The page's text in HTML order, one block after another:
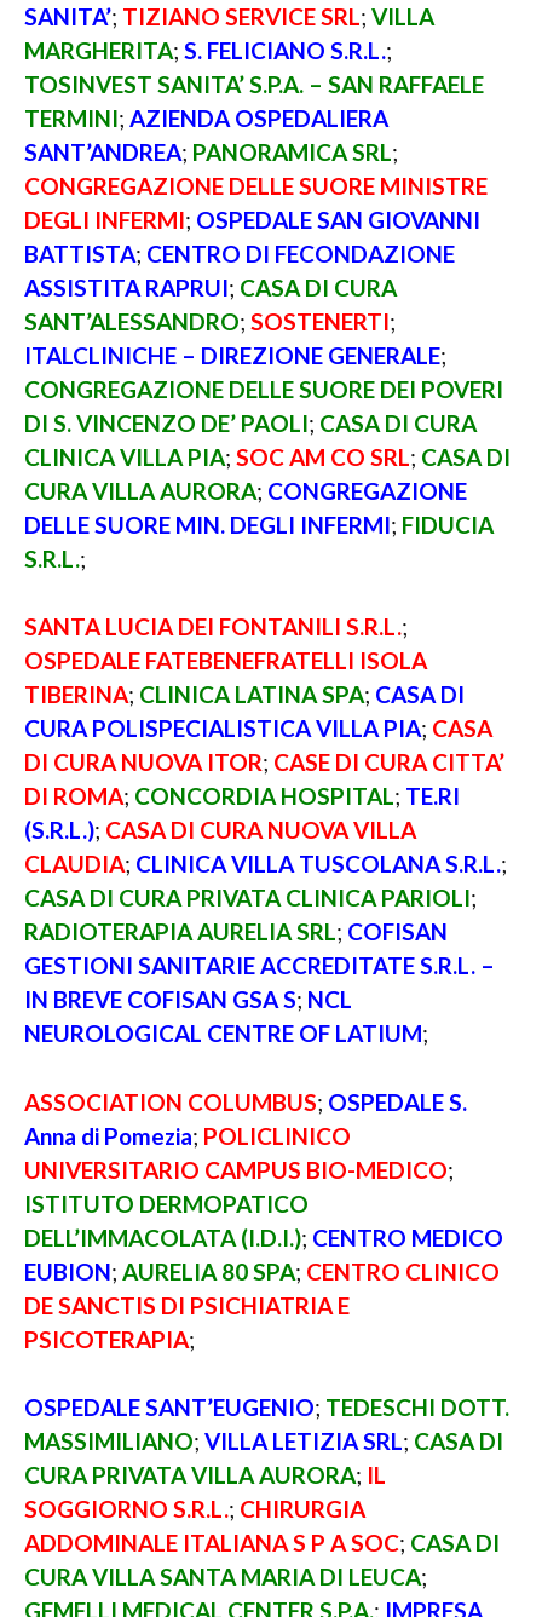
SANITA’; TIZIANO SERVICE SRL; VILLA
MARGHERITA; S. FELICIANO S.R.L.;
TOSINVEST SANITA’ S.P.A. – SAN RAFFAELE
TERMINI; AZIENDA OSPEDALIERA
SANT’ANDREA; PANORAMICA SRL;
CONGREGAZIONE DELLE SUORE MINISTRE
DEGLI INFERMI; OSPEDALE SAN GIOVANNI
BATTISTA; CENTRO DI FECONDAZIONE
ASSISTITA RAPRUI; CASA DI CURA
SANT’ALESSANDRO; SOSTENERTI;
ITALCLINICHE – DIREZIONE GENERALE;
CONGREGAZIONE DELLE SUORE DEI POVERI
DI S. VINCENZO DE’ PAOLI; CASA DI CURA
CLINICA VILLA PIA; SOC AM CO SRL; CASA DI
CURA VILLA AURORA; CONGREGAZIONE
DELLE SUORE MIN. DEGLI INFERMI; FIDUCIA
S.R.L.;
SANTA LUCIA DEI FONTANILI S.R.L.;
OSPEDALE FATEBENEFRATELLI ISOLA
TIBERINA; CLINICA LATINA SPA; CASA DI
CURA POLISPECIALISTICA VILLA PIA; CASA
DI CURA NUOVA ITOR; CASE DI CURA CITTA’
DI ROMA; CONCORDIA HOSPITAL; TE.RI
(S.R.L.); CASA DI CURA NUOVA VILLA
CLAUDIA; CLINICA VILLA TUSCOLANA S.R.L.;
CASA DI CURA PRIVATA CLINICA PARIOLI;
RADIOTERAPIA AURELIA SRL; COFISAN
GESTIONI SANITARIE ACCREDITATE S.R.L. –
IN BREVE COFISAN GSA S; NCL
NEUROLOGICAL CENTRE OF LATIUM;
ASSOCIATION COLUMBUS; OSPEDALE S.
Anna di Pomezia; POLICLINICO
UNIVERSITARIO CAMPUS BIO-MEDICO;
ISTITUTO DERMOPATICO
DELL’IMMACOLATA (I.D.I.); CENTRO MEDICO
EUBION; AURELIA 80 SPA; CENTRO CLINICO
DE SANCTIS DI PSICHIATRIA E
PSICOTERAPIA;
OSPEDALE SANT’EUGENIO; TEDESCHI DOTT.
MASSIMILIANO; VILLA LETIZIA SRL; CASA DI
CURA PRIVATA VILLA AURORA; IL
SOGGIORNO S.R.L.; CHIRURGIA
ADDOMINALE ITALIANA S P A SOC; CASA DI
CURA VILLA SANTA MARIA DI LEUCA;
GEMELLI MEDICAL CENTER S.P.A.; IMPRESA